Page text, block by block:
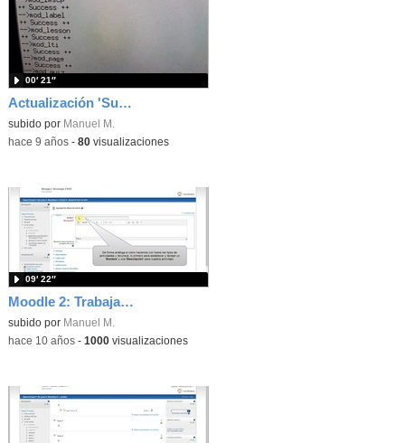
Actualización 'Success'
subido por Manuel M.
00′ 21″
-hace 9 años- 80visualizaciones
Moodle 2: Trabajando con una actividad de tipo 'Base de Datos'
subido por Manuel M.
09′ 22″
-hace 10 años- 1000visualizaciones